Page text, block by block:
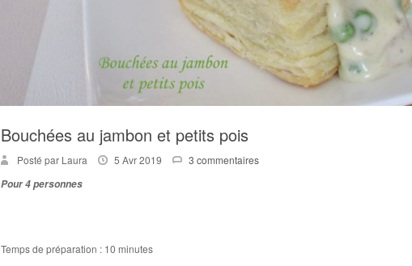
Bouchées au jambon et petits pois
Posté par Laura 5 Avr 2019
3 commentaires
Pour 4 personnes
Temps de préparation : 10 minutes